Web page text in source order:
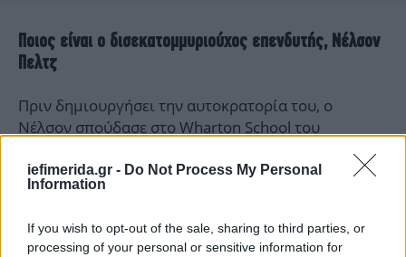
iefimerida.gr - Do Not Process My Personal
Information
If you wish to opt-out of the sale, sharing to third parties, or
processing of your personal or sensitive information for
Ποιος είναι ο δισεκατομμυριούχος επενδυτής, Νέλσον
Πελτζ
Πριν δημιουργήσει την αυτοκρατορία του, ο
Νέλσον σπούδασε στο Wharton School του
Πανεπιστημίου της Πενσυλβάνια, σύμφωνα με το
Business Insider. Αργότερα εγκατέλειψε το κολέγιο
και άρχισε να εργάζεται στην οικογενειακή
στην επέκταση της εταιρείας.